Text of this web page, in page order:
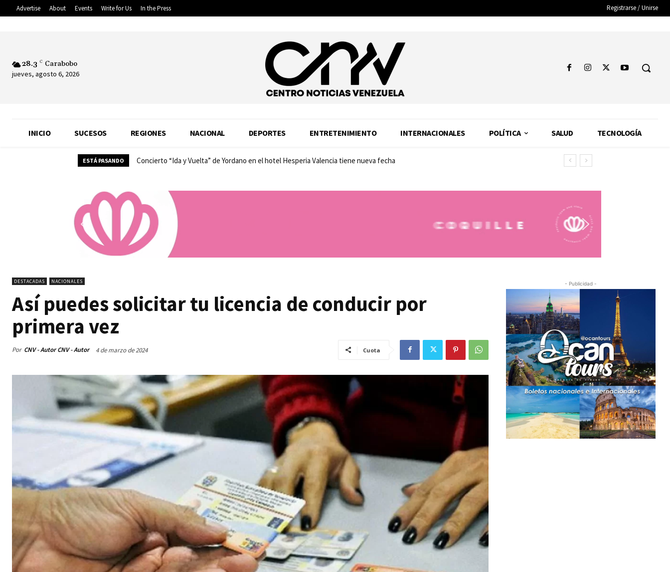
Advertise About Events Write for Us In the Press Registrarse / Unirse
28.3 C Carabobo
jueves, agosto 6, 2026
INICIO SUCESOS REGIONES NACIONAL DEPORTES ENTRETENIMIENTO INTERNACIONALES POLÍTICA SALUD TECNOLOGÍA
ESTÁ PASANDO Concierto “Ida y Vuelta” de Yordano en el hotel Hesperia Valencia tiene nueva fecha
DESTACADAS NACIONALES
Así puedes solicitar tu licencia de conducir por
primera vez
Por CNV - Autor CNV - Autor 4 de marzo de 2024 Cuota
- Publicidad -